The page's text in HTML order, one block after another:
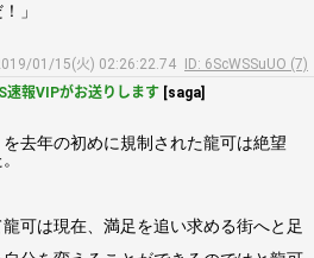
」
01/15(火) 02:26:22.74
ID: 6ScWSSuUO (7)
速報VIPがお送りします [saga]
を去年の初めに規制された龍可は絶望
可は現在、満足を追い求める街へと足